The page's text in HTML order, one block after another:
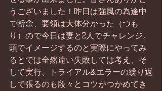
日常
お知らせ
ワイン
器
菓子
うございました！昨日は強風の為途中
で断念、要領は大体分かった（つも
り）ので今日は妻と2人でチャレンジ。
頭でイメージするのと実際にやってみ
るとでは全然違い失敗しては考え、そ
して実行、トライアル&エラーの繰り返
しで張るのも段々とコツがつかめてき